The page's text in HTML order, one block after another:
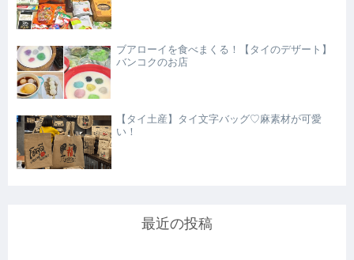
ブアローイを食べまくる！【タイのデザート】
バンコクのお店
【タイ土産】タイ文字バッグ♡麻素材が可愛
い！
最近の投稿